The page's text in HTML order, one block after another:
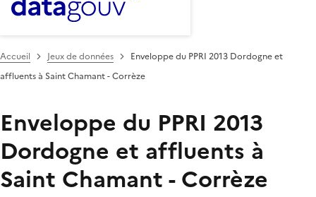
Accueil Jeux de données
Enveloppe du PPRI 2013 Dordogne et
affluents à Saint Chamant - Corrèze
Enveloppe du PPRI 2013
Dordogne et affluents à
Saint Chamant - Corrèze